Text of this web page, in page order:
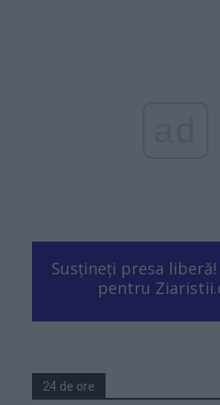
Susțineți presa
pentru
24 de ore